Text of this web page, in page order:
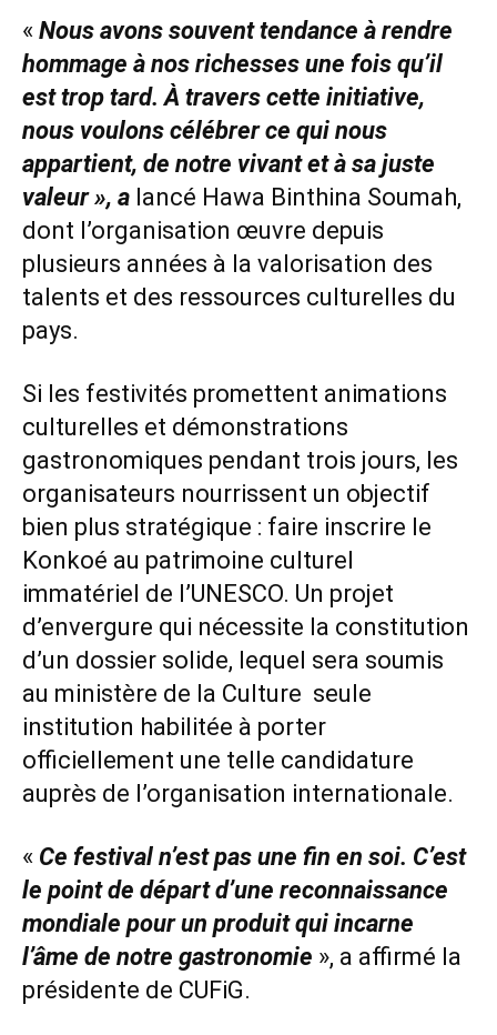
« Nous avons souvent tendance à rendre
hommage à nos richesses une fois qu’il
est trop tard. À travers cette initiative,
nous voulons célébrer ce qui nous
appartient, de notre vivant et à sa juste
valeur », a lancé Hawa Binthina Soumah,
dont l’organisation œuvre depuis
plusieurs années à la valorisation des
talents et des ressources culturelles du
pays.
Si les festivités promettent animations
culturelles et démonstrations
gastronomiques pendant trois jours, les
organisateurs nourrissent un objectif
bien plus stratégique : faire inscrire le
Konkoé au patrimoine culturel
immatériel de l’UNESCO. Un projet
d’envergure qui nécessite la constitution
d’un dossier solide, lequel sera soumis
au ministère de la Culture seule
institution habilitée à porter
officiellement une telle candidature
auprès de l’organisation internationale.
« Ce festival n’est pas une fin en soi. C’est
le point de départ d’une reconnaissance
mondiale pour un produit qui incarne
l’âme de notre gastronomie », a affirmé la
présidente de CUFiG.